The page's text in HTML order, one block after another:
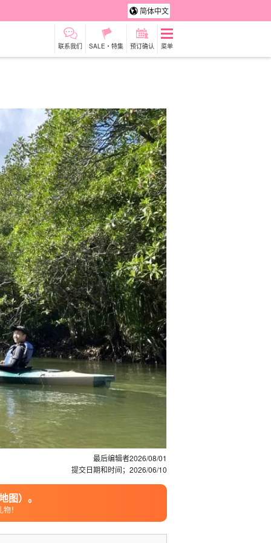
简体中文
联系我们 SALE・特集 预订确认 菜单
观光旅游
最后编辑者2026/08/01
提交日期和时间； 2026/06/10
图）。
！